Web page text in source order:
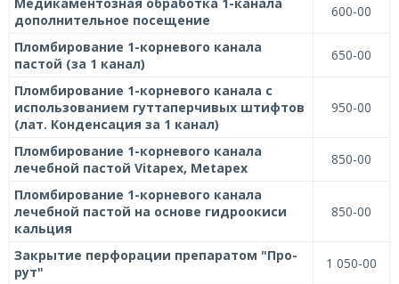
дополнительное посещение
600-00
Пломбирование 1-корневого канала
пастой (за 1 канал)
650-00
Пломбирование 1-корневого канала с
использованием гуттаперчивых штифтов
(лат. Конденсация за 1 канал)
950-00
Пломбирование 1-корневого канала
лечебной пастой Vitapex, Metapex
850-00
Пломбирование 1-корневого канала
лечебной пастой на основе гидроокиси
кальция
850-00
Закрытие перфорации препаратом "Про-
рут"
1 050-00